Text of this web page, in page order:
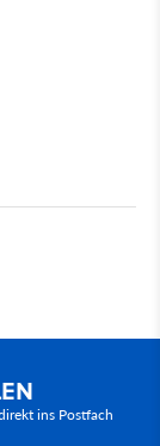
ins Postfach